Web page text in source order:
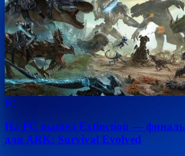
PC
На PC вышел Extinction —
для ARK: Survival Evolved